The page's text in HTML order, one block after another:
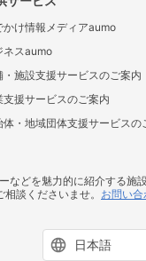
かけ情報メディアaumo
ネスaumo
・施設支援サービスのご案内
支援サービスのご案内
体・地域団体支援サービスの
どを魅力的に紹介する施
談くださいませ。 お問い合